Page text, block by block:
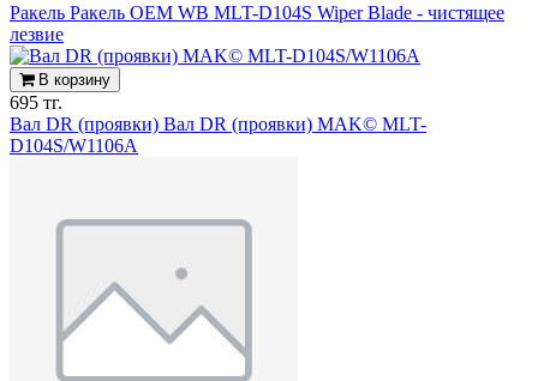
Ракель Ракель OEM WB MLT-D104S Wiper Blade - чистящее
лезвие
В корзину
695 тг.
Вал DR (проявки) Вал DR (проявки) MAK© MLT-
D104S/W1106A